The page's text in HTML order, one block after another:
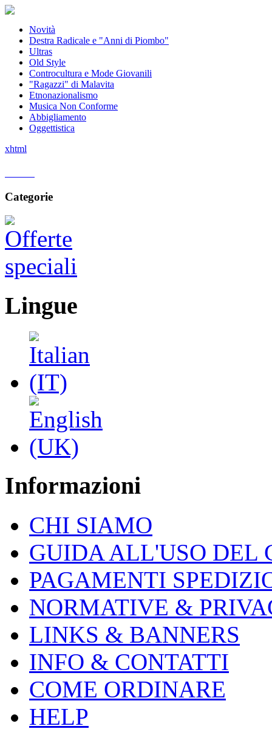
Novità
Destra Radicale e "Anni di Piombo"
Ultras
Old Style
Controcultura e Mode Giovanili
"Ragazzi" di Malavita
Etnonazionalismo
Musica Non Conforme
Abbigliamento
Oggettistica
xhtml
Categorie
Lingue
Informazioni
CHI SIAMO
GUIDA ALL'USO DEL
PAGAMENTI
NORMATIVE &
LINKS & BANNERS
INFO & CONTATTI
COME ORDINARE
HELP